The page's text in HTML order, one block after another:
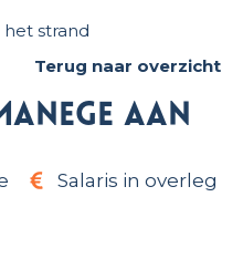
strand
Terug naar overzicht
aan
Salaris in overleg